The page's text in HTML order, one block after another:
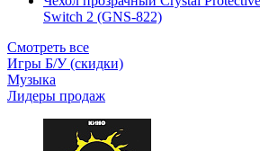
Switch 2 (GNS-822)
Смотреть все
Игры Б/У (скидки)
Музыка
Лидеры продаж